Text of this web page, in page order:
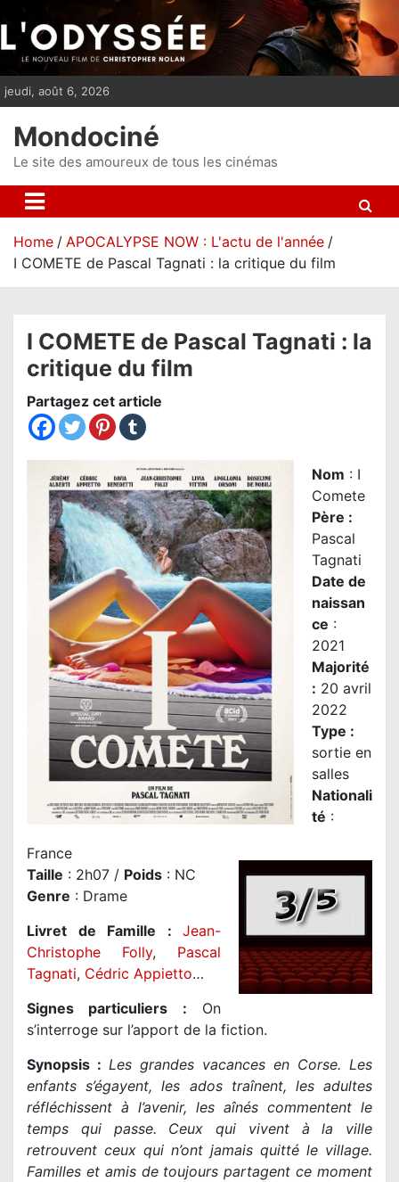
i
p
t
n
jeudi, août 6, 2026
Mondociné
Le site des amoureux de tous les cinémas
Home
APOCALYPSE NOW : L'actu de l'année
I COMETE de Pascal Tagnati : la critique du film
I COMETE de Pascal Tagnati : la
critique du film
Partagez cet article
Nom : I
Comete
Père :
Pascal
Tagnati
Date de
naissan
ce :
2021
Majorité
: 20 avril
2022
Type :
sortie en
salles
Nationali
té :
France
Taille : 2h07 / Poids : NC
Genre : Drame
Livret de Famille : Jean-
Christophe Folly, Pascal
Tagnati, Cédric Appietto…
Signes particuliers : On
s’interroge sur l’apport de la fiction.
Synopsis : Les grandes vacances en Corse. Les
enfants s’égayent, les ados traînent, les adultes
réfléchissent à l’avenir, les aînés commentent le
temps qui passe. Ceux qui vivent à la ville
retrouvent ceux qui n’ont jamais quitté le village.
Familles et amis de toujours partagent ce moment